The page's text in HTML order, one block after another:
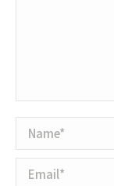
Name *
Email *